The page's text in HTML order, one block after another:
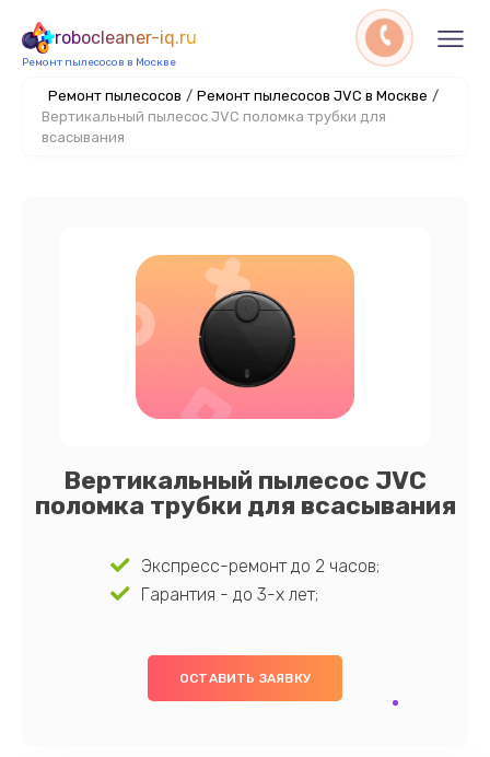
robocleaner-iq.ru
Ремонт пылесосов в Москве
Ремонт пылесосов / Ремонт пылесосов JVC в Москве /
Вертикальный пылесос JVC поломка трубки для
всасывания
Вертикальный пылесос JVC
поломка трубки для всасывания
Экспресс-ремонт до 2 часов;
Гарантия - до 3-х лет;
ОСТАВИТЬ ЗАЯВКУ